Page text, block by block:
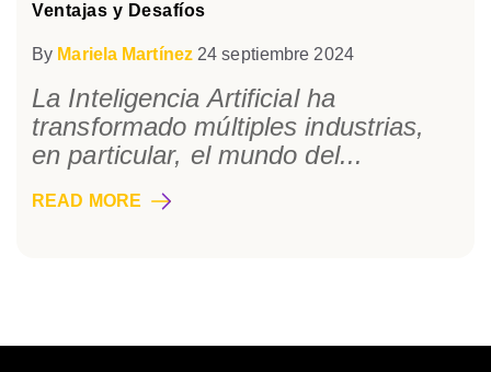
Ventajas y Desafíos
By Mariela Martínez 24 septiembre 2024
La Inteligencia Artificial ha
transformado múltiples industrias,
en particular, el mundo del...
READ MORE